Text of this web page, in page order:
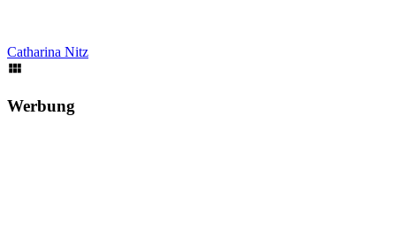
Catharina Nitz
Werbung